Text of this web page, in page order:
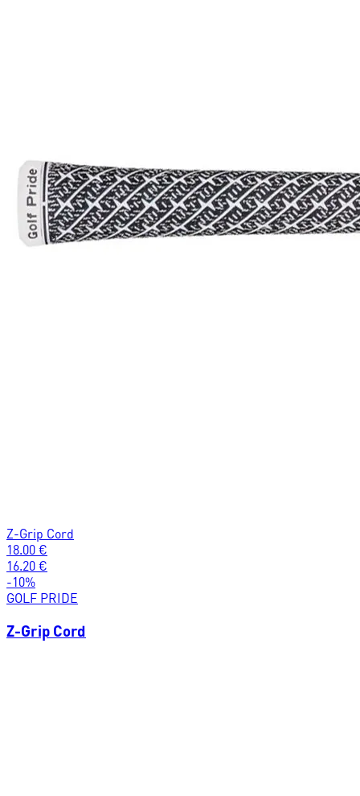
Z-Grip Cord
18.00 €
16.20 €
-10%
GOLF PRIDE
Z-Grip Cord